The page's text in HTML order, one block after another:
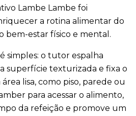
Lambe Lambe foi
a rotina alimentar do
bem-estar físico e mental.
simples: o tutor espalha
superfície texturizada e fixa o
lisa, como piso, parede ou
para acessar o alimento,
da refeição e promove um